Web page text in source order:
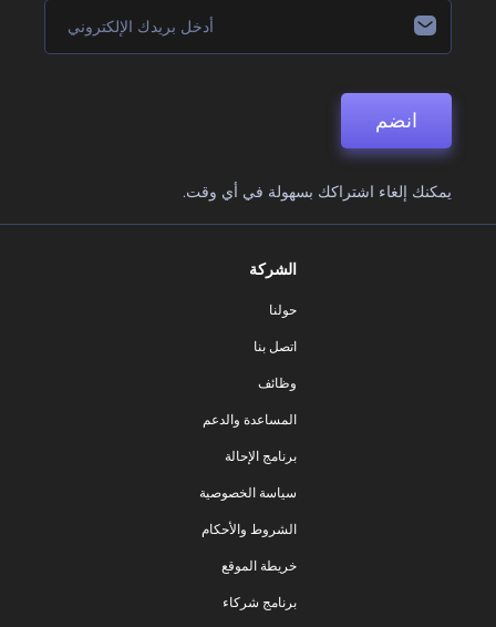
انضم
يمكنك إلغاء اشتراكك بسهولة في أي وقت.
الشركة
حولنا
اتصل بنا
وظائف
المساعدة والدعم
برنامج الإحالة
سياسة الخصوصية
الشروط والأحكام
خريطة الموقع
برنامج شركاء